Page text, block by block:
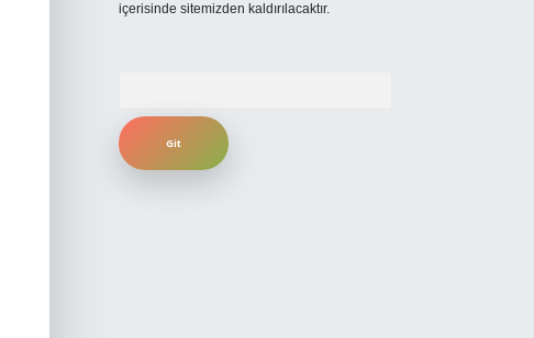
içerisinde sitemizden kaldırılacaktır.